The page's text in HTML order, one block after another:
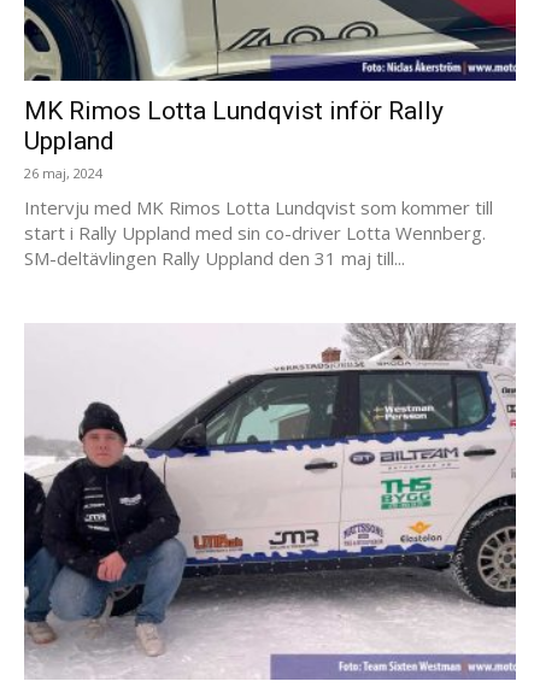
MK Rimos Lotta Lundqvist inför Rally
Uppland
26 maj, 2024
Intervju med MK Rimos Lotta Lundqvist som kommer till
start i Rally Uppland med sin co-driver Lotta Wennberg.
SM-deltävlingen Rally Uppland den 31 maj till...